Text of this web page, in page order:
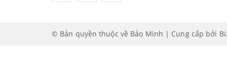
© Bản quyền thuộc về Bảo Minh | Cung cấp bởi